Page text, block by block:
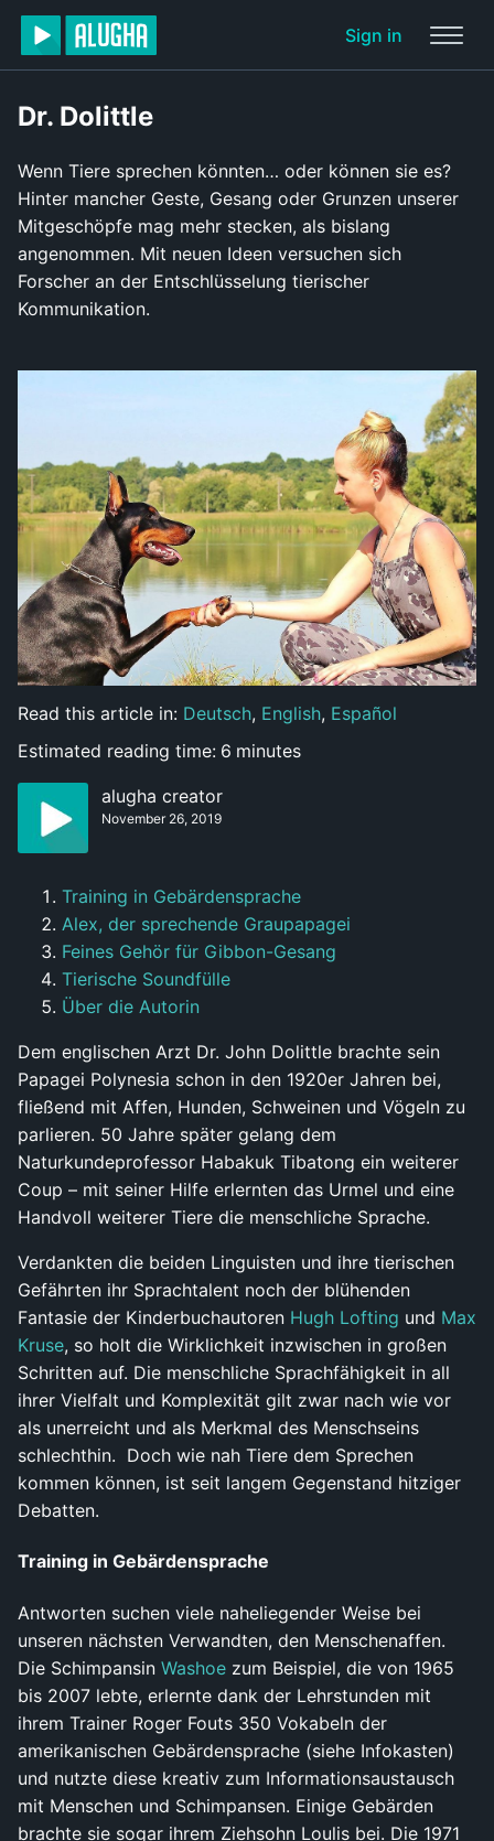
Sign in
Dr. Dolittle
Wenn Tiere sprechen könnten… oder können sie es?
Hinter mancher Geste, Gesang oder Grunzen unserer
Mitgeschöpfe mag mehr stecken, als bislang
angenommen. Mit neuen Ideen versuchen sich
Forscher an der Entschlüsselung tierischer
Kommunikation.
Read this article in: Deutsch, English, Español
Estimated reading time: 6 minutes
alugha creator
November 26, 2019
Training in Gebärdensprache
Alex, der sprechende Graupapagei
Feines Gehör für Gibbon-Gesang
Tierische Soundfülle
Über die Autorin
Dem englischen Arzt Dr. John Dolittle brachte sein
Papagei Polynesia schon in den 1920er Jahren bei,
fließend mit Affen, Hunden, Schweinen und Vögeln zu
parlieren. 50 Jahre später gelang dem
Naturkundeprofessor Habakuk Tibatong ein weiterer
Coup – mit seiner Hilfe erlernten das Urmel und eine
Handvoll weiterer Tiere die menschliche Sprache.
Verdankten die beiden Linguisten und ihre tierischen
Gefährten ihr Sprachtalent noch der blühenden
Fantasie der Kinderbuchautoren Hugh Lofting und Max
Kruse, so holt die Wirklichkeit inzwischen in großen
Schritten auf. Die menschliche Sprachfähigkeit in all
ihrer Vielfalt und Komplexität gilt zwar nach wie vor
als unerreicht und als Merkmal des Menschseins
schlechthin. Doch wie nah Tiere dem Sprechen
kommen können, ist seit langem Gegenstand hitziger
Debatten.
Training in Gebärdensprache
Antworten suchen viele naheliegender Weise bei
unseren nächsten Verwandten, den Menschenaffen.
Die Schimpansin Washoe zum Beispiel, die von 1965
bis 2007 lebte, erlernte dank der Lehrstunden mit
ihrem Trainer Roger Fouts 350 Vokabeln der
amerikanischen Gebärdensprache (siehe Infokasten)
und nutzte diese kreativ zum Informationsaustausch
mit Menschen und Schimpansen. Einige Gebärden
brachte sie sogar ihrem Ziehsohn Loulis bei. Die 1971